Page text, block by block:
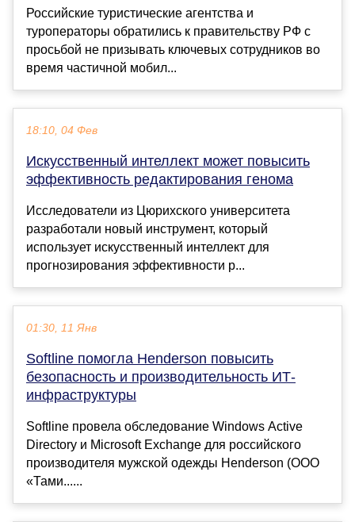
Российские туристические агентства и
туроператоры обратились к правительству РФ с
просьбой не призывать ключевых сотрудников во
время частичной мобил...
18:10, 04 Фев
Искусственный интеллект может повысить
эффективность редактирования генома
Исследователи из Цюрихского университета
разработали новый инструмент, который
использует искусственный интеллект для
прогнозирования эффективности р...
01:30, 11 Янв
Softline помогла Henderson повысить
безопасность и производительность ИТ-
инфраструктуры
Softline провела обследование Windows Active
Directory и Microsoft Exchange для российского
производителя мужской одежды Henderson (ООО
«Тами......